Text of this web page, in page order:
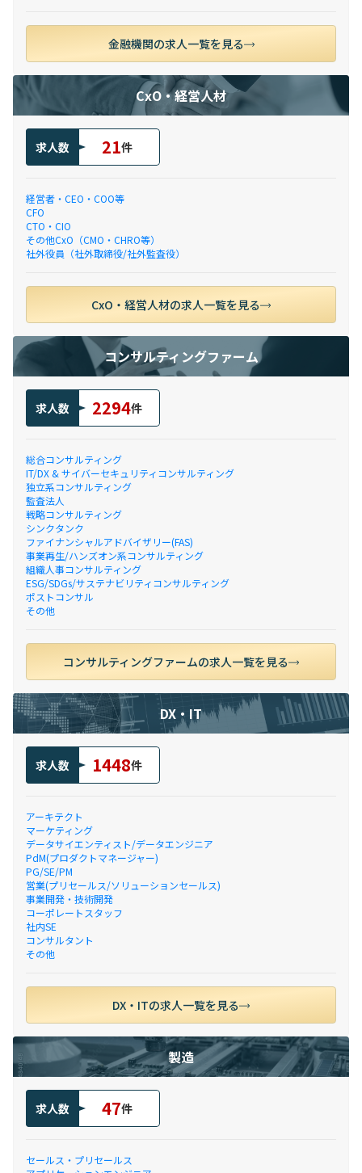
金融機関の求人一覧を見る
CxO・経営人材
求人数 21件
経営者・CEO・COO等
CFO
CTO・CIO
その他CxO（CMO・CHRO等）
社外役員（社外取締役/社外監査役）
CxO・経営人材の求人一覧を見る
コンサルティングファーム
求人数 2294件
総合コンサルティング
IT/DX & サイバーセキュリティコンサルティング
独立系コンサルティング
監査法人
戦略コンサルティング
シンクタンク
ファイナンシャルアドバイザリー(FAS)
事業再生/ハンズオン系コンサルティング
組織人事コンサルティング
ESG/SDGs/サステナビリティコンサルティング
ポストコンサル
その他
コンサルティングファームの求人一覧を見る
DX・IT
求人数 1448件
アーキテクト
マーケティング
データサイエンティスト/データエンジニア
PdM(プロダクトマネージャー)
PG/SE/PM
営業(プリセールス/ソリューションセールス)
事業開発・技術開発
コーポレートスタッフ
社内SE
コンサルタント
その他
DX・ITの求人一覧を見る
製造
求人数 47件
セールス・プリセールス